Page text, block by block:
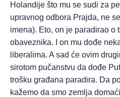
Holandije što mu se sudi za
upravnog odbora Prajda, ne
imena). Eto, on je paradirao o
obaveznika. I on mu dođe
liberalima. A sad će ovim
sirotom pučanstvu da dođe
trošku građana paradira. Da
kažemo da smo zemlja